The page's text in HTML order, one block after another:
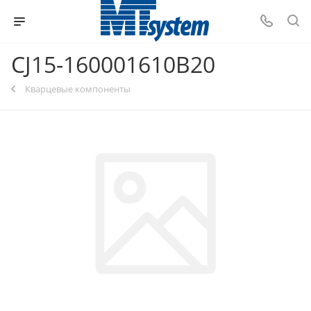
CJ15-160001610B20
Кварцевые компоненты